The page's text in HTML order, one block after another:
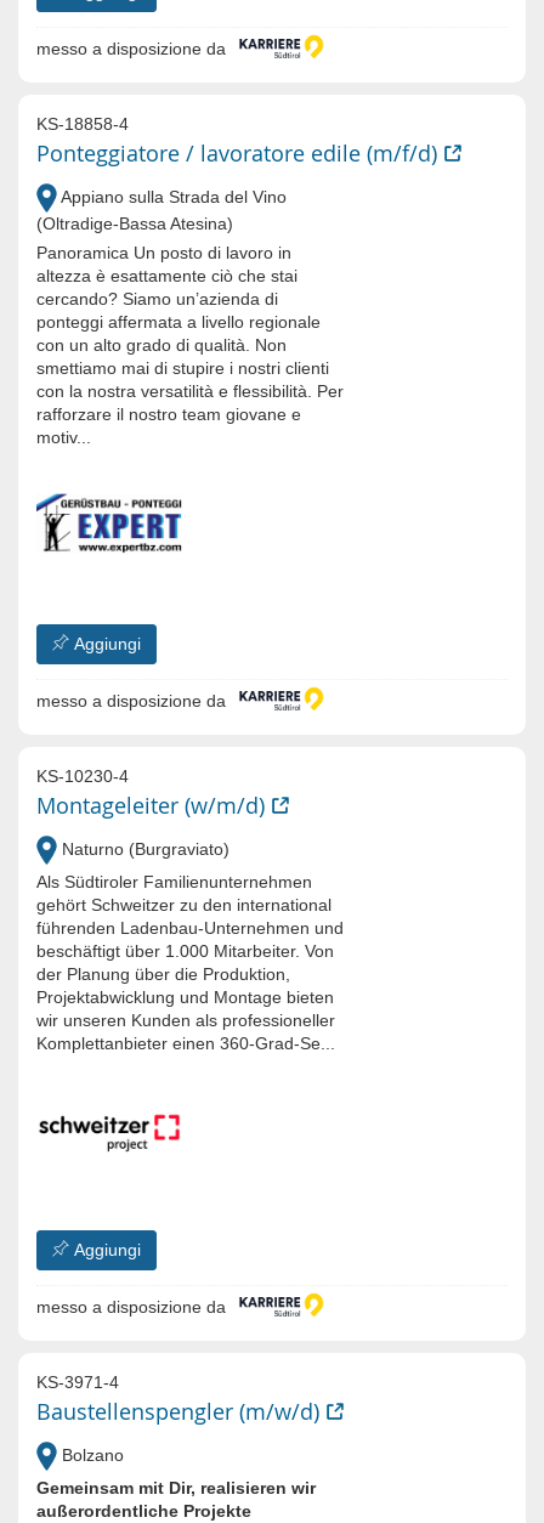
messo a disposizione da
KS-18858-4
Ponteggiatore / lavoratore edile (m/f/d)
Appiano sulla Strada del Vino
(Oltradige-Bassa Atesina)
Panoramica Un posto di lavoro in
altezza è esattamente ciò che stai
cercando? Siamo un’azienda di
ponteggi affermata a livello regionale
con un alto grado di qualità. Non
smettiamo mai di stupire i nostri clienti
con la nostra versatilità e flessibilità. Per
rafforzare il nostro team giovane e
motiv...
Aggiungi
messo a disposizione da
KS-10230-4
Montageleiter (w/m/d)
Naturno (Burgraviato)
Als Südtiroler Familienunternehmen
gehört Schweitzer zu den international
führenden Ladenbau-Unternehmen und
beschäftigt über 1.000 Mitarbeiter. Von
der Planung über die Produktion,
Projektabwicklung und Montage bieten
wir unseren Kunden als professioneller
Komplettanbieter einen 360-Grad-Se...
Aggiungi
messo a disposizione da
KS-3971-4
Baustellenspengler (m/w/d)
Bolzano
Gemeinsam mit Dir, realisieren wir
außerordentliche Projekte